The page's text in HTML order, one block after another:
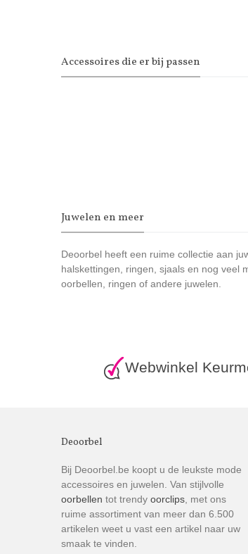
Accessoires die er bij passen
Juwelen en meer
Deoorbel heeft een ruime collectie aan
halskettingen, ringen, sjaals en nog veel
oorbellen, ringen of andere juwelen.
Webwinkel
Deoorbel
Bij Deoorbel.be koopt u de leukste mode
accessoires en juwelen. Van stijlvolle
oorbellen tot trendy oorclips , met ons
ruime assortiment van meer dan 6.500
artikelen weet u vast een artikel naar uw
smaak te vinden.